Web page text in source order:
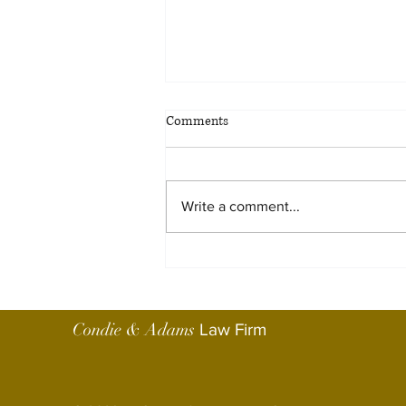
把房产或投资组合直接留给孩
子，还是先放进家族有限责任
近年来，越来越多拥有出租物业、
商业地产、投资组合或其他投资资
Partnership，简称 FLP）来持有这
些资产。 很多人认为，设立家族
Comments
Write a comment...
Condie & Adams Law Firm